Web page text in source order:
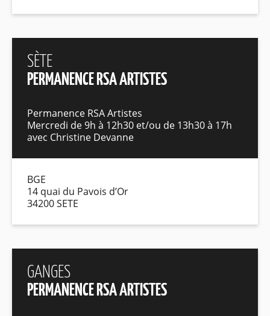
SÈTE
PERMANENCE RSA ARTISTES
Permanence RSA Artistes
Mercredi de 9h à 12h30 et/ou de 13h30 à 17h
avec Christine Devanne
BGE
14 quai du Pavois d’Or
34200 SETE
GANGES
PERMANENCE RSA ARTISTES